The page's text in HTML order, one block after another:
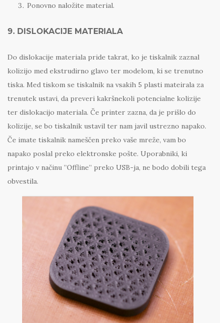
Ponovno naložite material.
9. DISLOKACIJE MATERIALA
Do dislokacije materiala pride takrat, ko je tiskalnik zaznal
kolizijo med ekstrudirno glavo ter modelom, ki se trenutno
tiska. Med tiskom se tiskalnik na vsakih 5 plasti mateirala za
trenutek ustavi, da preveri kakršnekoli potencialne kolizije
ter dislokacijo materiala. Če printer zazna, da je prišlo do
kolizije, se bo tiskalnik ustavil ter nam javil ustrezno napako.
Če imate tiskalnik nameščen preko vaše mreže, vam bo
napako poslal preko elektronske pošte. Uporabniki, ki
printajo v načinu ”Offline” preko USB-ja, ne bodo dobili tega
obvestila.